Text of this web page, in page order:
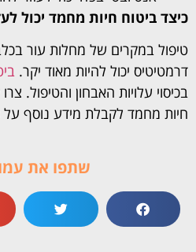
כיצד ביטוח חיות מחמד יכול
טיפול במקרים של מחלות עור
דרמטיטיס יכול להיות מאוד יקר.
בכיסוי עלויות האבחון והטיפול.
חיות מחמד לקבלת מידע נוסף על
שתפו את